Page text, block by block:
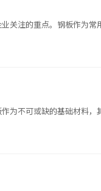
关注的重点。钢板作为
为不可或缺的基础材料